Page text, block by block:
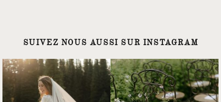
SUIVEZ NOUS AUSSI SUR INSTAGRAM